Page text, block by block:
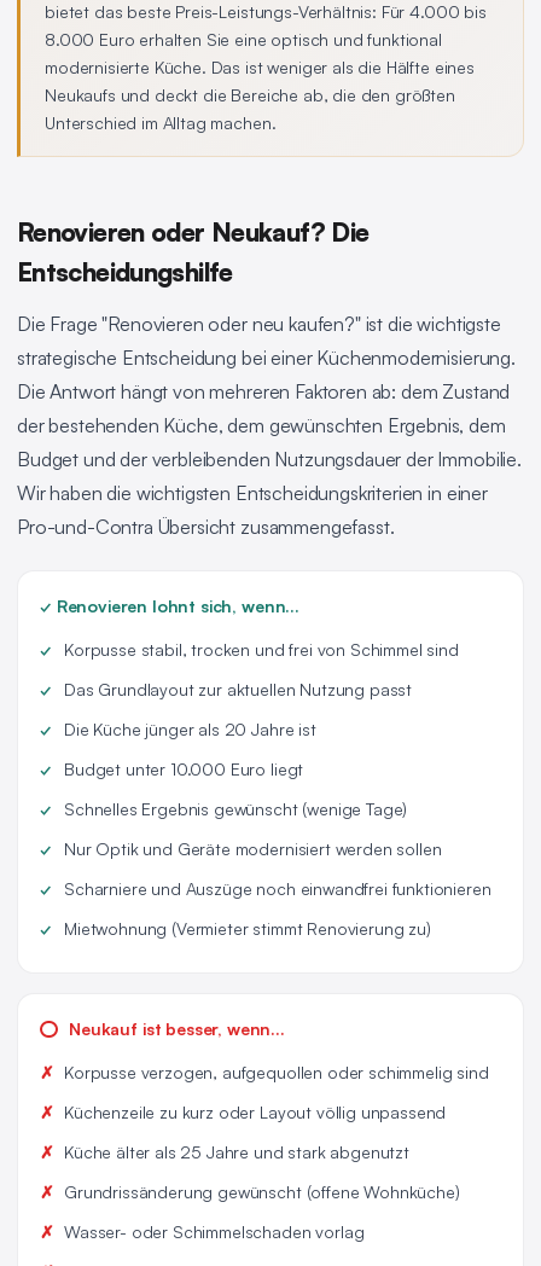
bietet das beste Preis-Leistungs-Verhältnis: Für 4.000 bis
8.000 Euro erhalten Sie eine optisch und funktional
modernisierte Küche. Das ist weniger als die Hälfte eines
Neukaufs und deckt die Bereiche ab, die den größten
Unterschied im Alltag machen.
Renovieren oder Neukauf? Die
Entscheidungshilfe
Die Frage "Renovieren oder neu kaufen?" ist die wichtigste
strategische Entscheidung bei einer Küchenmodernisierung.
Die Antwort hängt von mehreren Faktoren ab: dem Zustand
der bestehenden Küche, dem gewünschten Ergebnis, dem
Budget und der verbleibenden Nutzungsdauer der Immobilie.
Wir haben die wichtigsten Entscheidungskriterien in einer
Pro-und-Contra Übersicht zusammengefasst.
✓ Renovieren lohnt sich, wenn...
Korpusse stabil, trocken und frei von Schimmel sind
Das Grundlayout zur aktuellen Nutzung passt
Die Küche jünger als 20 Jahre ist
Budget unter 10.000 Euro liegt
Schnelles Ergebnis gewünscht (wenige Tage)
Nur Optik und Geräte modernisiert werden sollen
Scharniere und Auszüge noch einwandfrei funktionieren
Mietwohnung (Vermieter stimmt Renovierung zu)
Neukauf ist besser, wenn...
Korpusse verzogen, aufgequollen oder schimmelig sind
Küchenzeile zu kurz oder Layout völlig unpassend
Küche älter als 25 Jahre und stark abgenutzt
Grundrissänderung gewünscht (offene Wohnküche)
Wasser- oder Schimmelschaden vorlag